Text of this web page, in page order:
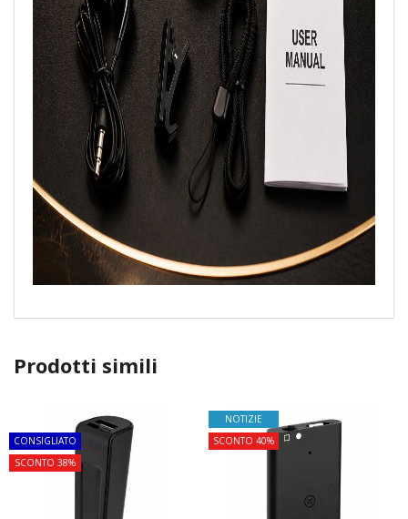
Prodotti simili
CONSIGLIATO
SCONTO 38%
NOTIZIE
SCONTO 40%